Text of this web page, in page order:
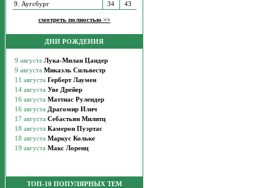
9. Аугсбург
34 43
смотреть полностью >>
ДНИ РОЖДЕНИЯ
ТОП-10 ПОПУЛЯРНЫХ ТЕМ